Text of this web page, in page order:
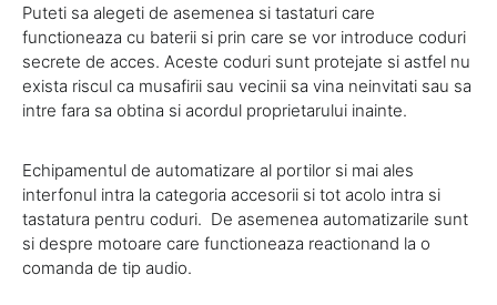
Puteti sa alegeti de asemenea si tastaturi care
functioneaza cu baterii si prin care se vor introduce coduri
secrete de acces. Aceste coduri sunt protejate si astfel nu
exista riscul ca musafirii sau vecinii sa vina neinvitati sau sa
intre fara sa obtina si acordul proprietarului inainte.
Echipamentul de automatizare al portilor si mai ales
interfonul intra la categoria accesorii si tot acolo intra si
tastatura pentru coduri. De asemenea automatizarile sunt
si despre motoare care functioneaza reactionand la o
comanda de tip audio.